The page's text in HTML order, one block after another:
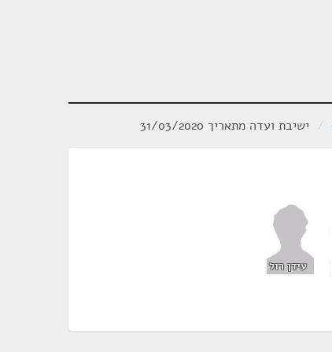
/ ישיבת ועדה מתאריך 31/03/2020
עידן רול